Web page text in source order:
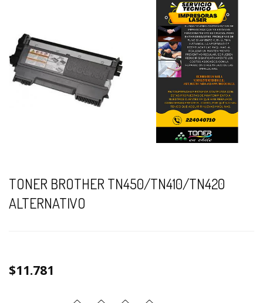
TONER BROTHER TN450/TN410/TN420
ALTERNATIVO
$11.781